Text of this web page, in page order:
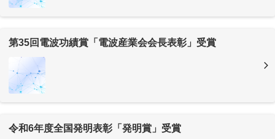
第35回電波功績賞「電波産業会会長表彰」受賞
令和6年度全国発明表彰「発明賞」受賞